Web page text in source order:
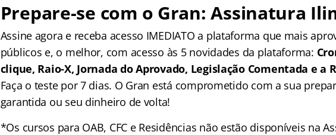
Prepare-se com o Gran: Assinatura
Assine agora e receba acesso IMEDIATO a plataforma que mais
públicos e, o melhor, com acesso às 5 novidades da plataforma:
clique, Raio-X, Jornada do Aprovado, Legislação Comentada e a
Faça o teste por 7 dias. O Gran está comprometido com a sua
garantida ou seu dinheiro de volta!
*Os cursos para OAB, CFC e Residências não estão disponíveis na